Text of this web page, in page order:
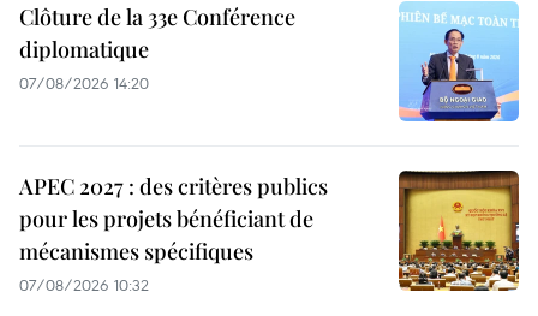
Clôture de la 33e Conférence
diplomatique
07/08/2026 14:20
APEC 2027 : des critères publics
pour les projets bénéficiant de
mécanismes spécifiques
07/08/2026 10:32